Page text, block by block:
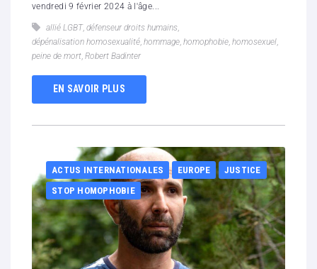
vendredi 9 février 2024 à l'âge...
allié LGBT, défenseur droits humains,
dépénalisation homosexualité, hommage, homophobie, homosexuel,
peine de mort, Robert Badinter
EN SAVOIR PLUS
ACTUS INTERNATIONALES EUROPE
JUSTICE
STOP HOMOPHOBIE